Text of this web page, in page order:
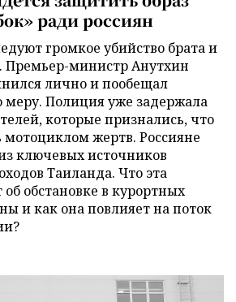
ради россиян
громкое убийство брата и
Премьер-министр Анутхин
лично и пообещал
Полиция уже задержала
которые признались, что
мотоциклом жертв. Россияне
ключевых источников
Таиланда. Что эта
об обстановке в курортных
и как она повлияет на поток